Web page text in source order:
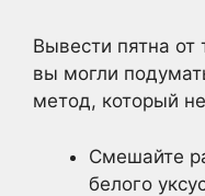
Вывести пятна
вы могли
метод, который
Смешайте
белого